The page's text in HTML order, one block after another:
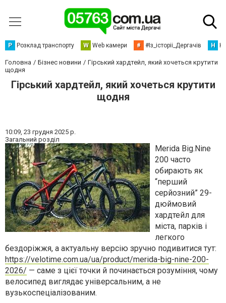
Р Розклад транспорту W Web камери # #Із_історіі_Дергачів Н
Головна Бізнес новини
Гірський хардтейл, який хочеться крутити
щодня
Гірський хардтейл, який хочеться крутити
щодня
10:09, 23 грудня 2025 р.
Загальний розділ
Merida Big.Nine
200 часто
обирають як
“перший
серйозний” 29-
дюймовий
хардтейл для
міста, парків і
легкого
бездоріжжя, а актуальну версію зручно подивитися тут:
https://velotime.com.ua/ua/product/merida-big-nine-200-
2026/ — саме з цієї точки й починається розуміння, чому
велосипед виглядає універсальним, а не
вузькоспеціалізованим.